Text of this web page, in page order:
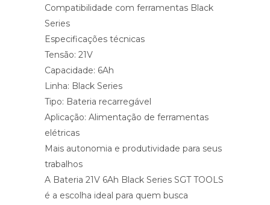
Compatibilidade com ferramentas Black
Series
Especificações técnicas
Tensão: 21V
Capacidade: 6Ah
Linha: Black Series
Tipo: Bateria recarregável
Aplicação: Alimentação de ferramentas
elétricas
Mais autonomia e produtividade para seus
trabalhos
A Bateria 21V 6Ah Black Series SGT TOOLS
é a escolha ideal para quem busca